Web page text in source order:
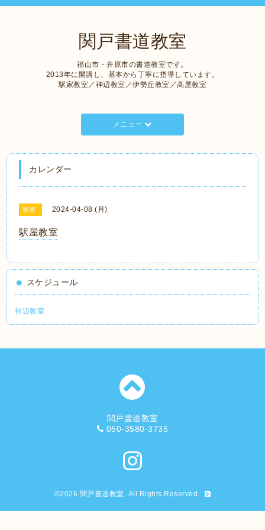
関戸書道教室
福山市・井原市の書道教室です。
2013年に開講し、基本から丁寧に指導しています。
駅家教室／神辺教室／伊勢丘教室／高屋教室
メニュー
カレンダー
駅家 2024-04-08 (月)
駅屋教室
スケジュール
神辺教室
関戸書道教室
050-3580-3735
©2026 関戸書道教室. All Rights Reserved.